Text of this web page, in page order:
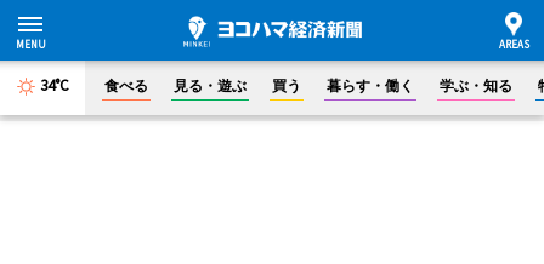
34°C 食べる 見る・遊ぶ 買う 暮らす・働く 学ぶ・知る